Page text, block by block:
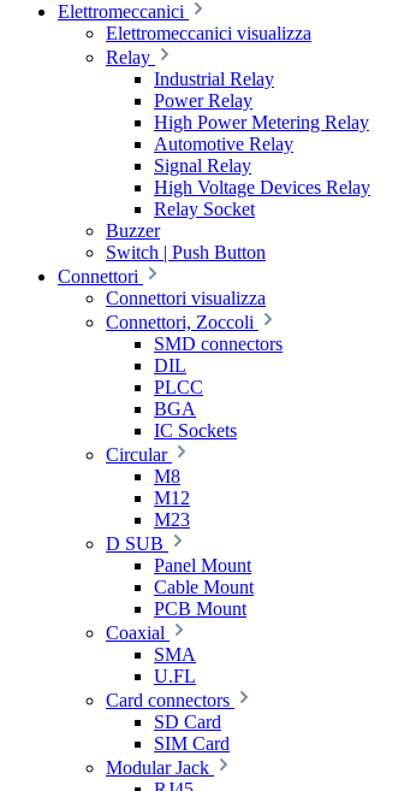
Elettromeccanici
Elettromeccanici visualizza
Relay
Industrial Relay
Power Relay
High Power Metering Relay
Automotive Relay
Signal Relay
High Voltage Devices Relay
Relay Socket
Buzzer
Switch | Push Button
Connettori
Connettori visualizza
Connettori, Zoccoli
SMD connectors
DIL
PLCC
BGA
IC Sockets
Circular
M8
M12
M23
D SUB
Panel Mount
Cable Mount
PCB Mount
Coaxial
SMA
U.FL
Card connectors
SD Card
SIM Card
Modular Jack